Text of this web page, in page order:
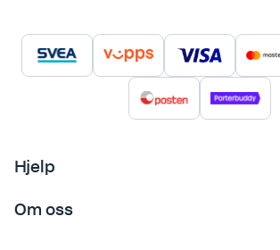
Hjelp
Ofte stilte spørsmål
Om oss